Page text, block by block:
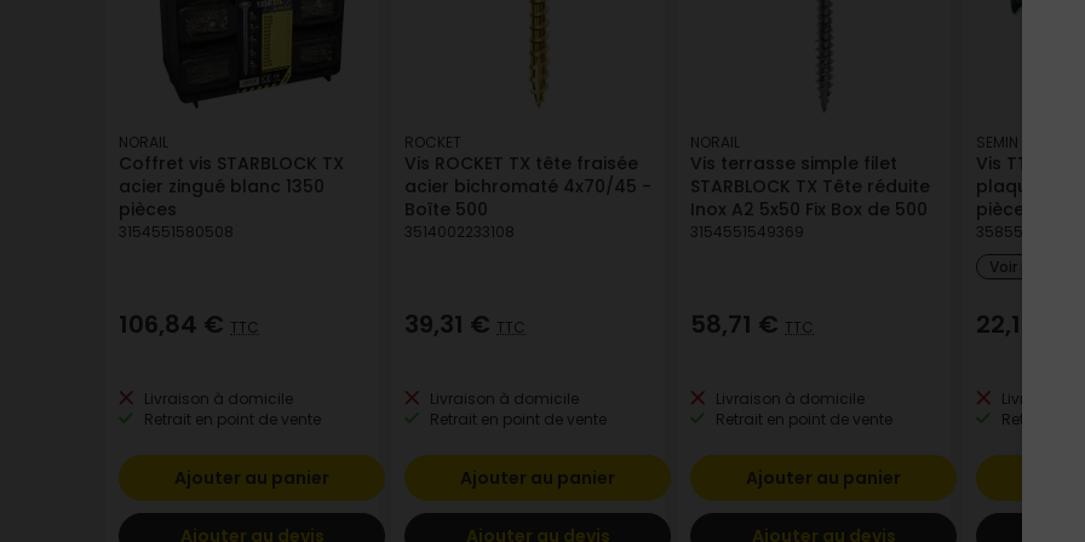
NORAIL
Coffret vis STARBLOCK TX
acier zingué blanc 1350
pièces
3154551580508
106,84 € TTC
Livraison à domicile
Retrait en point de vente
Ajouter au panier
Ajouter au devis
ROCKET
Vis ROCKET TX tête fraisée
acier bichromaté 4x70/45 -
Boîte 500
3514002233108
39,31 € TTC
Livraison à domicile
Retrait en point de vente
Ajouter au panier
Ajouter au devis
NORAIL
Vis terrasse simple filet
STARBLOCK TX Tête réduite
Inox A2 5x50 Fix Box de 500
3154551549369
58,71 € TTC
Livraison à domicile
Retrait en point de vente
Ajouter au panier
Ajouter au devis
SEMIN
Vis TTPC
plaque de
pièces
Voir plus de
22,14 €
Livraison
Retrait en